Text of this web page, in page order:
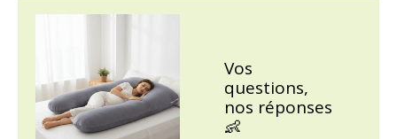
Vos
questions,
nos réponses
👶